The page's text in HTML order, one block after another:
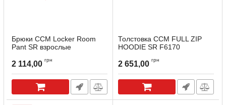
Брюки CCM Locker Room
Pant SR взрослые
2 114,00 грн
Толстовка ССМ FULL ZIP
HOODIE SR F6170
2 651,00 грн